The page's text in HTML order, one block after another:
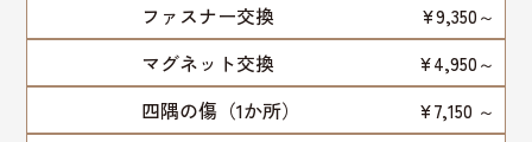
ファスナー交換 ¥9,350～
マグネット交換 ¥4,950～
四隅の傷（1か所） ¥7,150 ～